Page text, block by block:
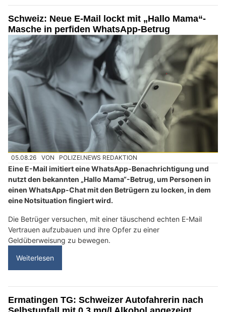
Schweiz: Neue E-Mail lockt mit „Hallo Mama“-
Masche in perfiden WhatsApp-Betrug
05.08.26 VON POLIZEI.NEWS REDAKTION
Eine E-Mail imitiert eine WhatsApp-Benachrichtigung und
nutzt den bekannten „Hallo Mama“-Betrug, um Personen in
einen WhatsApp-Chat mit den Betrügern zu locken, in dem
eine Notsituation fingiert wird.
Die Betrüger versuchen, mit einer täuschend echten E-Mail
Vertrauen aufzubauen und ihre Opfer zu einer
Geldüberweisung zu bewegen.
Weiterlesen
Ermatingen TG: Schweizer Autofahrerin nach